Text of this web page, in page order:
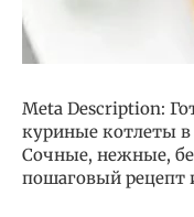
Meta Description:
куриные котлеты
Сочные, нежные,
пошаговый рецепт